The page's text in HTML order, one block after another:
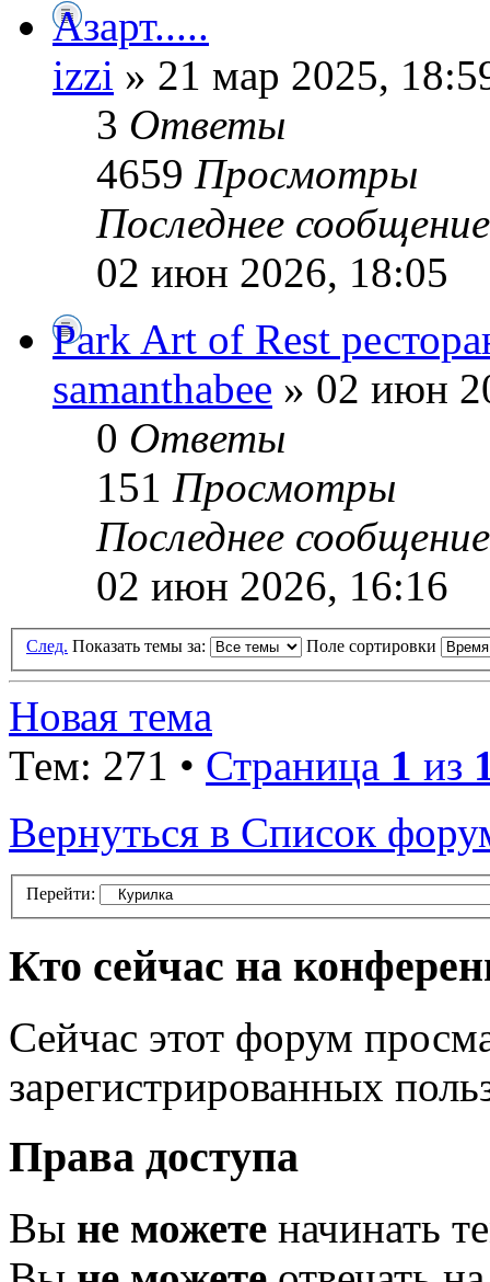
Азарт.....
izzi » 21 мар 2025,
3 Ответы
4659 Просмотры
Последнее
02 июн 2026, 18:05
Park Art of Rest
samanthabee » 02 июн
0 Ответы
151 Просмотры
Последнее
02 июн 2026, 16:16
След. Показать темы за: Поле сортировки
Новая тема
Тем: 271 • Страница 1 из
Вернуться в Список
Перейти:
Кто сейчас на
Сейчас этот форум
зарегистрированных
Права доступа
Вы не можете начинать